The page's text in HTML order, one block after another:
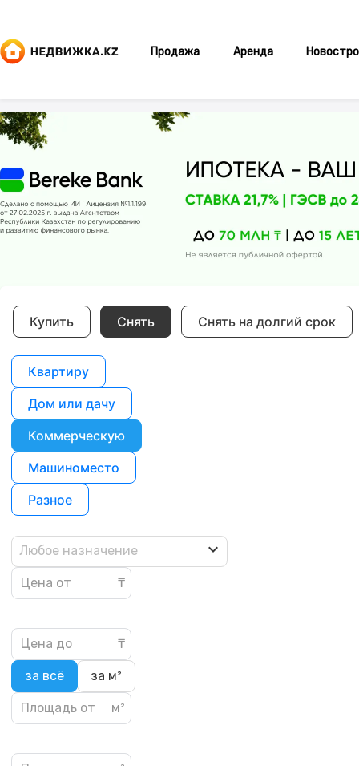
Продажа Аренда
Купить Снять Снять на долгий срок
Квартиру
Дом или дачу
Коммерческую
Машиноместо
Разное
Любое назначение
за всё за м²